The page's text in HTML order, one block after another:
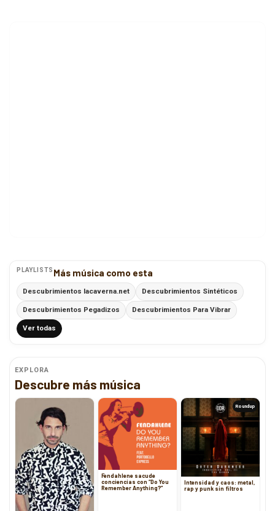
PLAYLISTS Más música como esta
Descubrimientos lacaverna.net Descubrimientos Sintéticos
Descubrimientos Pegadizos Descubrimientos Para Vibrar
Ver todas
EXPLORA
Descubre más música
Fendahlene sacude
conciencias con “Do You
Remember Anything?”
Roundup
Intensidad y caos: metal,
rap y punk sin filtros